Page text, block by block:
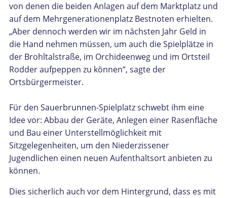
von denen die beiden Anlagen auf dem Marktplatz und
auf dem Mehrgenerationenplatz Bestnoten erhielten.
„Aber dennoch werden wir im nächsten Jahr Geld in
die Hand nehmen müssen, um auch die Spielplätze in
der Brohltalstraße, im Orchideenweg und im Ortsteil
Rodder aufpeppen zu können“, sagte der
Ortsbürgermeister.
Für den Sauerbrunnen-Spielplatz schwebt ihm eine
Idee vor: Abbau der Geräte, Anlegen einer Rasenfläche
und Bau einer Unterstellmöglichkeit mit
Sitzgelegenheiten, um den Niederzissener
Jugendlichen einen neuen Aufenthaltsort anbieten zu
können.
Dies sicherlich auch vor dem Hintergrund, dass es mit